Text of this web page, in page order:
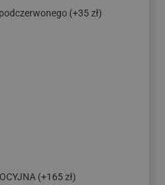
(+35 zł)
(+165 zł)